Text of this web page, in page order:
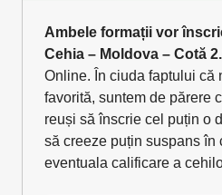
Ambele formații vor
Cehia – Moldova – Cotă
Online. În ciuda faptului că
favorită, suntem de părere
reuși să înscrie cel puțin o
să creeze puțin suspans în
eventuala calificare a